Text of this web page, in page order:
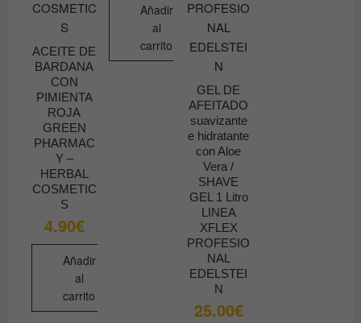
ACEITE DE
BARDANA
CON
PIMIENTA
ROJA
GREEN
PHARMAC
Y –
HERBAL
COSMETIC
S
4.90€
Añadir
al
carrito
Añadir
al
carrito
GEL DE
AFEITADO
suavizante
e hidratante
con Aloe
Vera /
SHAVE
GEL 1 Litro
LINEA
XFLEX
PROFESIO
NAL
EDELSTEI
N
25.00€